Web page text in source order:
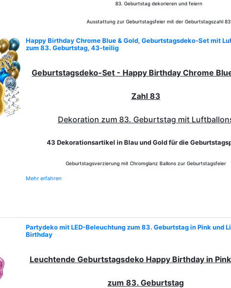
83. Geburtstag dekorieren und feiern
Ausstattung zur Geburtstagsfeier mit der Geburtstagszahl 83
Happy Birthday Chrome Blue & Gold, Geburtstagsdeko-Set mit
zum 83. Geburtstag, 43-teilig
Geburtstagsdeko-Set - Happy Birthday Chrome
Zahl 83
Dekoration zum 83. Geburtstag mit
43 Dekorationsartikel in Blau und Gold für die
Geburtstagsverzierung mit Chromglanz Ballons zur Geburtstagsfeier
Mehr erfahren
Partydeko mit LED-Beleuchtung zum 83. Geburtstag in Pink und
Birthday
Leuchtende Geburtstagsdeko Happy Birthday in Pink
zum 83. Geburtstag